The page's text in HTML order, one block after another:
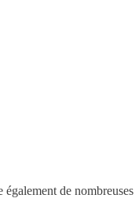
de nombreuses